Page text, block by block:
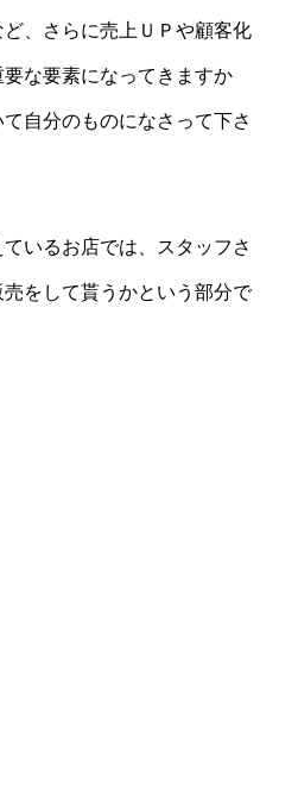
、さらに売上ＵＰや顧客化
な要素になってきますか
自分のものになさって下さ
いるお店では、スタッフさ
をして貰うかという部分で